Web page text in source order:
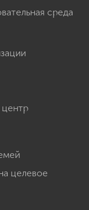
среда
целевое